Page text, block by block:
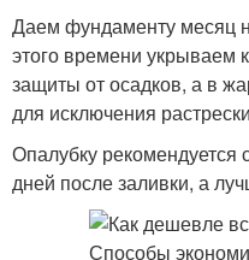
Даем фундаменту месяц
этого времени укрываем
защиты от осадков, а в
для исключения
Опалубку
дней после заливки, а